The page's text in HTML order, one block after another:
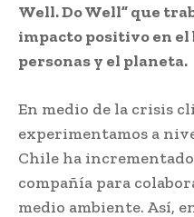
Well. Do Well” que
impacto positivo en el
personas y el planeta.
En medio de la crisis
experimentamos a
Chile ha incrementado
compañía para
medio ambiente. Así,